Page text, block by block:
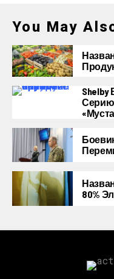
You May
80%